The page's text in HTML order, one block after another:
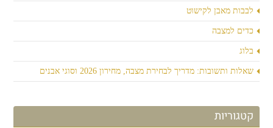
לבבות מאבן לקישוט
כדים למצבה
בלוג
שאלות ותשובות: מדריך לבחירת מצבה, מחירון 2026 וסוגי אבנים
קטגוריות